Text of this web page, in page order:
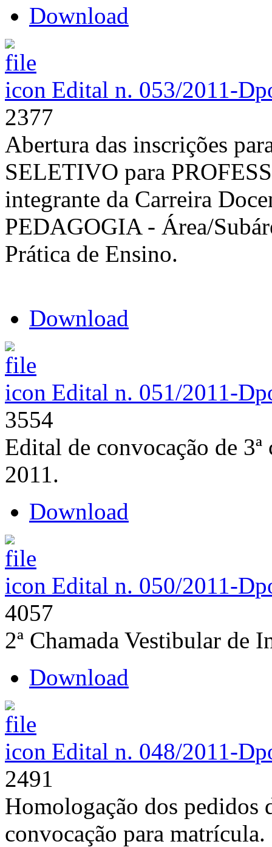
Download
Edital n. 053/2011-D
2377
Abertura das inscrições
SELETIVO para
integrante da Carreira
PEDAGOGIA - Área/
Prática de Ensino.
Download
Edital n. 051/2011-D
3554
Edital de convocação de
2011.
Download
Edital n. 050/2011-D
4057
2ª Chamada Vestibular de
Download
Edital n. 048/2011-D
2491
Homologação dos pedidos
convocação para matrícula.